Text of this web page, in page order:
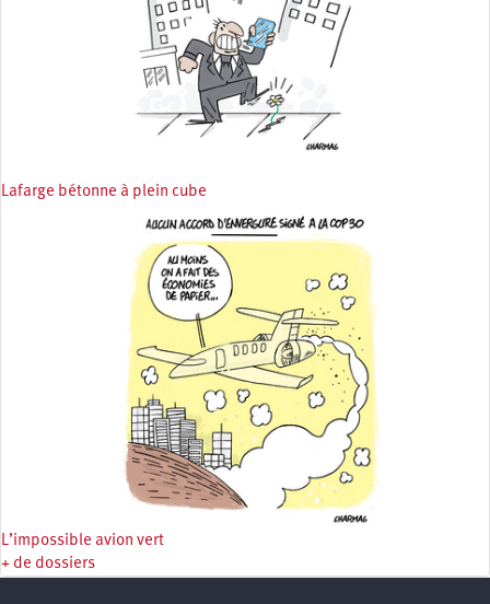
Lafarge bétonne à plein cube
L’impossible avion vert
+ de dossiers